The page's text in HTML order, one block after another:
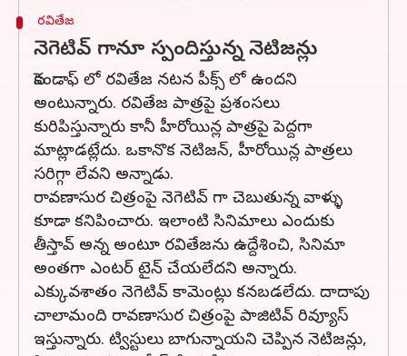
రవితేజ
నెగెటివ్ గానూ స్పందిస్తున్న నెటిజన్లు
సెకండాఫ్ లో రవితేజ నటన పీక్స్ లో ఉందని
అంటున్నారు. రవితేజ పాత్రపై ప్రశంసలు
కురిపిస్తున్నారు కానీ హీరోయిన్ల పాత్రపై పెద్దగా
మాట్లాడట్లేదు. ఒకానొక నెటిజన్, హీరోయిన్ల పాత్రలు
సరిగ్గా లేవని అన్నాడు.
రావణాసుర చిత్రంపై నెగెటివ్ గా చెబుతున్న వాళ్ళు
కూడా కనిపించారు. ఇలాంటి సినిమాలు ఎందుకు
తీస్తావ్ అన్న అంటూ రవితేజను ఉద్దేశించి, సినిమా
అంతగా ఎంటర్ టైన్ చేయలేదని అన్నారు.
ఎక్కువశాతం నెగెటివ్ కామెంట్లు కనబడలేదు. దాదాపు
చాలామంది రావణాసుర చిత్రంపై పాజిటివ్ రివ్యూస్
ఇస్తున్నారు. ట్విస్టులు బాగున్నాయని చెప్పిన నెటిజన్లు,